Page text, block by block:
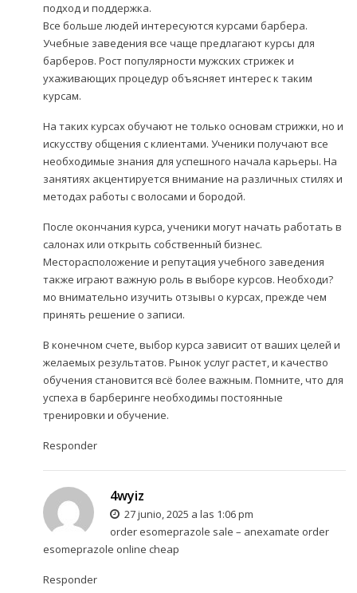
подход и поддержка.
Все больше людей интересуются курсами барбера.
Учебные заведения все чаще предлагают курсы для
барберов. Рост популярности мужских стрижек и
ухаживающих процедур объясняет интерес к таким
курсам.
На таких курсах обучают не только основам стрижки, но и
искусству общения с клиентами. Ученики получают все
необходимые знания для успешного начала карьеры. На
занятиях акцентируется внимание на различных стилях и
методах работы с волосами и бородой.
После окончания курса, ученики могут начать работать в
салонах или открыть собственный бизнес.
Месторасположение и репутация учебного заведения
также играют важную роль в выборе курсов. Необходи?
мо внимательно изучить отзывы о курсах, прежде чем
принять решение о записи.
В конечном счете, выбор курса зависит от ваших целей и
желаемых результатов. Рынок услуг растет, и качество
обучения становится всё более важным. Помните, что для
успеха в барберинге необходимы постоянные
тренировки и обучение.
Responder
4wyiz
27 junio, 2025 a las 1:06 pm
order esomeprazole sale – anexamate order
esomeprazole online cheap
Responder